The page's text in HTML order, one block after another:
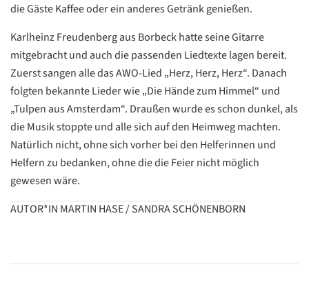
die Gäste Kaffee oder ein anderes Getränk genießen.
Karlheinz Freudenberg aus Borbeck hatte seine Gitarre
mitgebracht und auch die passenden Liedtexte lagen bereit.
Zuerst sangen alle das AWO-Lied „Herz, Herz, Herz“. Danach
folgten bekannte Lieder wie „Die Hände zum Himmel“ und
„Tulpen aus Amsterdam“. Draußen wurde es schon dunkel, als
die Musik stoppte und alle sich auf den Heimweg machten.
Natürlich nicht, ohne sich vorher bei den Helferinnen und
Helfern zu bedanken, ohne die die Feier nicht möglich
gewesen wäre.
AUTOR*IN MARTIN HASE / SANDRA SCHÖNENBORN
Datenschutzerklärung
Datenschutzerklärung
Google
/